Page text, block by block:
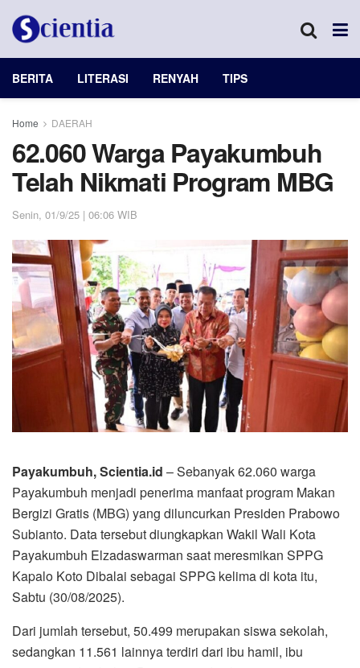
BERITA LITERASI RENYAH TIPS
Home DAERAH
62.060 Warga Payakumbuh
Telah Nikmati Program MBG
Senin, 01/9/25 | 06:06 WIB
Payakumbuh, Scientia.id – Sebanyak 62.060 warga
Payakumbuh menjadi penerima manfaat program Makan
Bergizi Gratis (MBG) yang diluncurkan Presiden Prabowo
Subianto. Data tersebut diungkapkan Wakil Wali Kota
Payakumbuh Elzadaswarman saat meresmikan SPPG
Kapalo Koto Dibalai sebagai SPPG kelima di kota itu,
Sabtu (30/08/2025).
Dari jumlah tersebut, 50.499 merupakan siswa sekolah,
sedangkan 11.561 lainnya terdiri dari ibu hamil, ibu